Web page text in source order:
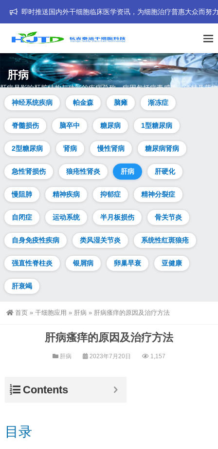
推送国内外干细胞临床医学资讯，为细胞治疗普惠大众而努力！我
肝病
肝病是影响肝脏结构与功能的疾病总称，病因包括病毒感染、酒精及药物
等。治疗需依病因及病情而定，涵盖药物、生活方式调整及肝移植等。本
页解析肝病症状、病因、类型等常见问题，并提供干细胞治疗肝病的热点
答疑。
神经系统疾病 帕金森 脑瘫 渐冻症
脊髓损伤 脑卒中 糖尿病 1型糖尿病
2型糖尿病 肾病 慢性肾病 糖尿病肾病
急性肾损伤 狼疮性肾炎 肝病 肝硬化
慢阻肺 精神疾病 抑郁症 精神分裂症
自闭症 运动系统 半月板损伤 骨关节炎
自身免疫性疾病 类风湿关节炎 系统性红斑狼疮
强直性脊柱炎 银屑病 卵巢早衰 亚健康
肝衰竭
首页 » 干细胞应用 » 肝病 » 肝病瘙痒的原因及治疗方法
肝病瘙痒的原因及治疗方法
肝病 2023年7月20日 1,157
Contents
目录